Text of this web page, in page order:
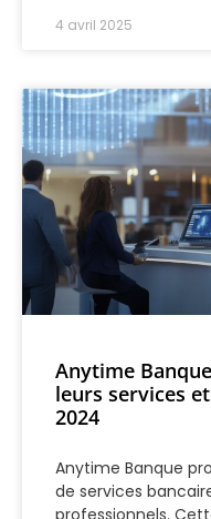
4 avril 2025
Anytime
leurs services
2024
Anytime Banque
de services